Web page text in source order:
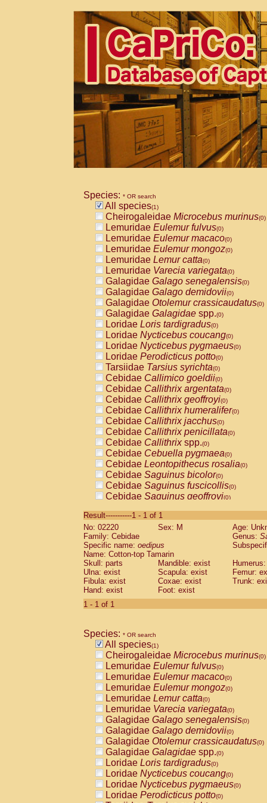
Species: * OR search
All species(1)
Cheirogaleidae Microcebus murinus(0)
Lemuridae Eulemur fulvus(0)
Lemuridae Eulemur macaco(0)
Lemuridae Eulemur mongoz(0)
Lemuridae Lemur catta(0)
Lemuridae Varecia variegata(0)
Galagidae Galago senegalensis(0)
Galagidae Galago demidovii(0)
Galagidae Otolemur crassicaudatus(0)
Galagidae Galagidae spp.(0)
Loridae Loris tardigradus(0)
Loridae Nycticebus coucang(0)
Loridae Nycticebus pygmaeus(0)
Loridae Perodicticus potto(0)
Tarsiidae Tarsius syrichta(0)
Cebidae Callimico goeldii(0)
Cebidae Callithrix argentata(0)
Cebidae Callithrix geoffroyi(0)
Cebidae Callithrix humeralifer(0)
Cebidae Callithrix jacchus(0)
Cebidae Callithrix penicillata(0)
Cebidae Callithrixspp.(0)
Cebidae Cebuella pygmaea(0)
Cebidae Leontopithecus rosalia(0)
Cebidae Saguinus bicolor(0)
Cebidae Saguinus fuscicollis(0)
Cebidae Saguinus geoffroyi(0)
CebidaeSaguinus labiatus(0)
Cebidae Saguinus leucopus (0)
Cebidae
CebidaeSaguinus mystax
Cebidae Saguinus nigricollis (0)
Cebidae Saguinus oedipus
Cebidae Saguinus weddelli
Cebidae Saguinusspp.
Cebidae
CebidaeCebus capucinus
CebidaeCebus nigrivittatus
CebidaeCebus spp.(0)
CebidaeSaimiri boliviensis(0)
CebidaeSaimiri sciureus(0)
AtelidaeAlouatta caraya(0)
AtelidaeAlouatta fusca(0)
AtelidaeAlouatta seniculus(0)
AtelidaeAlouattaspp.(0)
AtelidaeAteles belzebuth(0)
AtelidaeAteles geoffroyi(0)
AtelidaeAteles paniscus(0)
AtelidaeAtelesspp.(0)
AtelidaeLagothrix lagothricha(0)
AtelidaeLagothrix lagothricha cana
PitheciidaeCacajao calvus
Result-----------1 - 1 of 1
No: 02220
Sex: M
Age:
Family: Cebidae
Genus:
Specific name: oedipus
Name: Cotton-top Tamarin
Skull: parts
Mandible: exist
Ulna: exist
Scapula: exist
Femur:
Fibula: exist
Coxae: exist
Trunk:
Hand: exist
Foot: exist
1 - 1 of 1
Species: * OR search
All species(1)
Cheirogaleidae Microcebus murinus(0)
Lemuridae Eulemur fulvus(0)
Lemuridae Eulemur macaco(0)
Lemuridae Eulemur mongoz(0)
Lemuridae Lemur catta(0)
Lemuridae Varecia variegata(0)
Galagidae Galago senegalensis(0)
Galagidae Galago demidovii(0)
Galagidae Otolemur crassicaudatus(0)
Galagidae Galagidae spp.(0)
Loridae Loris tardigradus(0)
Loridae Nycticebus coucang(0)
Loridae Nycticebus pygmaeus(0)
Loridae Perodicticus potto(0)